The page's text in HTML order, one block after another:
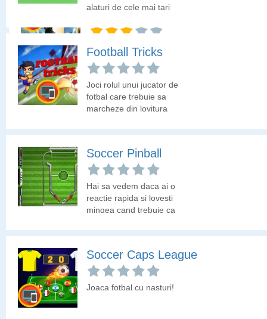
Road to Glory
Joaca fotbal cu nasturi
varianta virtuala.
alaturi de cele mai tari
poti castiga trofeul cu ei?
Football Tricks
Joci rolul unui jucator de
fotbal care trebuie sa
marcheze din lovitura
Soccer Pinball
Hai sa vedem daca ai o
reactie rapida si lovesti
mingea cand trebuie ca
Soccer Caps League
Joaca fotbal cu nasturi!